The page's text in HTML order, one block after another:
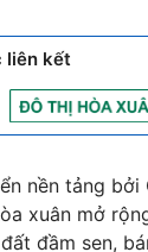
liên kết
nền tảng
xuân mở
đầm sen,